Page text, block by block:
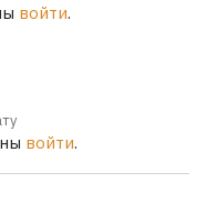
войти.
войти.